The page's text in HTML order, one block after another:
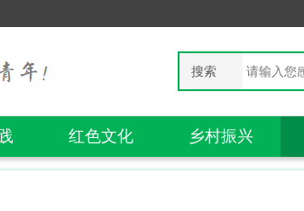
搜索
红色文化 乡村振兴